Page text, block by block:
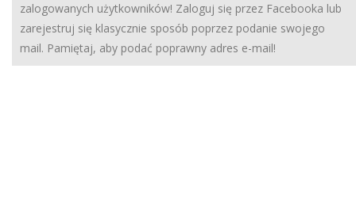
zalogowanych użytkowników! Zaloguj się przez Facebooka lub
zarejestruj się klasycznie sposób poprzez podanie swojego
mail. Pamiętaj, aby podać poprawny adres e-mail!